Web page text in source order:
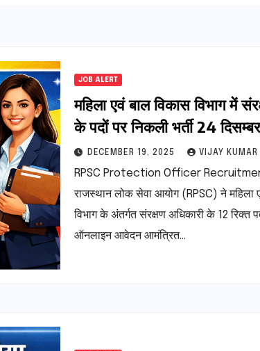
JOB ALERT
महिला एवं बाल विकास विभाग में
के पदों पर निकली भर्ती 24
अप्लाई करें
DECEMBER 19, 2025 VIJAY KUMAR
RPSC Protection Officer
राजस्थान लोक सेवा आयोग (RPSC) ने महिला
विभाग के अंतर्गत संरक्षण अधिकारी के 12 रिक्त
ऑनलाइन आवेदन आमंत्रित…